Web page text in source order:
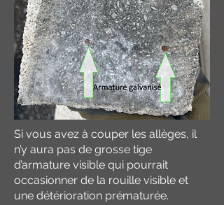
Si vous avez à couper les allèges, il
n’y aura pas de grosse tige
d’armature visible qui pourrait
occasionner de la rouille visible et
une détérioration prématurée.